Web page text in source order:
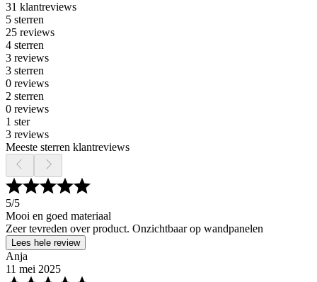
31 klantreviews
5 sterren
25 reviews
4 sterren
3 reviews
3 sterren
0 reviews
2 sterren
0 reviews
1 ster
3 reviews
Meeste sterren klantreviews
5/5
Mooi en goed materiaal
Zeer tevreden over product. Onzichtbaar op wandpanelen
Lees hele review
Anja
11 mei 2025